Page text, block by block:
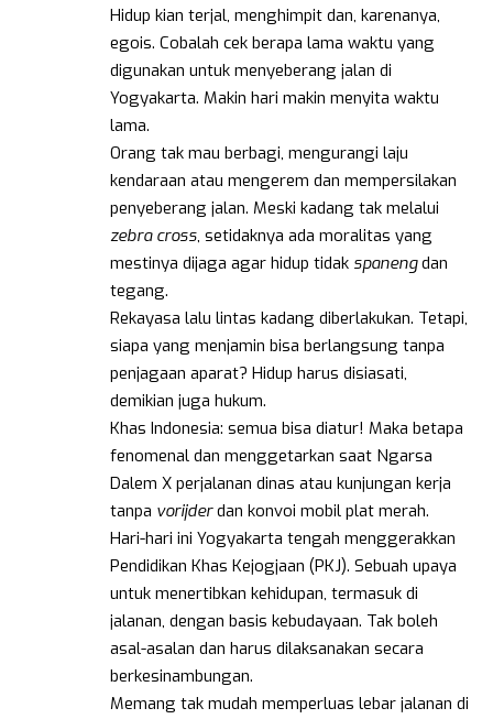
Hidup kian terjal, menghimpit dan, karenanya,
egois. Cobalah cek berapa lama waktu yang
digunakan untuk menyeberang jalan di
Yogyakarta. Makin hari makin menyita waktu
lama.
Orang tak mau berbagi, mengurangi laju
kendaraan atau mengerem dan mempersilakan
penyeberang jalan. Meski kadang tak melalui
zebra cross, setidaknya ada moralitas yang
mestinya dijaga agar hidup tidak spanengdan
tegang.
Rekayasa lalu lintas kadang diberlakukan. Tetapi,
siapa yang menjamin bisa berlangsung tanpa
penjagaan aparat? Hidup harus disiasati,
demikian juga hukum.
Khas Indonesia: semua bisa diatur! Maka betapa
fenomenal dan menggetarkan saat Ngarsa
Dalem X perjalanan dinas atau kunjungan kerja
tanpa vorijderdan konvoi mobil plat merah.
Hari-hari ini Yogyakarta tengah menggerakkan
Pendidikan Khas Kejogjaan (PKJ). Sebuah upaya
untuk menertibkan kehidupan, termasuk di
jalanan, dengan basis kebudayaan. Tak boleh
asal-asalan dan harus dilaksanakan secara
berkesinambungan.
Memang tak mudah memperluas lebar jalanan di